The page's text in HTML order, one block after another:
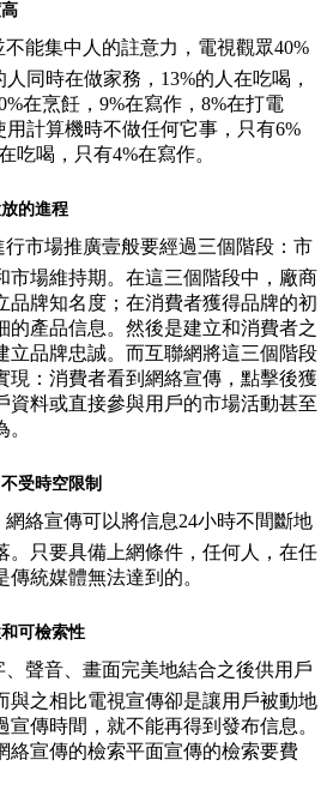
能集中人的註意力，電視觀眾40%
同時在做家務，13%的人在吃喝，
在烹飪，9%在寫作，8%在打電
用計算機時不做任何它事，只有6%
吃喝，只有4%在寫作。
的進程
行市場推廣壹般要經過三個階段：市
市場維持期。在這三個階段中，廠商
品牌知名度；在消費者獲得品牌的初
的產品信息。然後是建立和消費者之
立品牌忠誠。而互聯網將這三個階段
現：消費者看到網絡宣傳，點擊後獲
資料或直接參與用戶的市場活動甚至
受時空限制
絡宣傳可以將信息24小時不間斷地
。只要具備上網條件，任何人，在任
統媒體無法達到的。
可檢索性
聲音、畫面完美地結合之後供用戶
與之相比電視宣傳卻是讓用戶被動地
傳時間，就不能再得到發布信息。
絡宣傳的檢索平面宣傳的檢索要費